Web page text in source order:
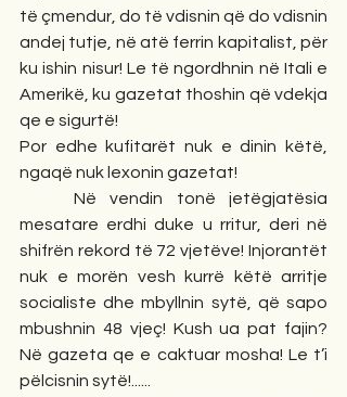
të çmendur, do të vdisnin që do vdisnin
andej tutje, në atë ferrin kapitalist, për
ku ishin nisur! Le të ngordhnin në Itali e
Amerikë, ku gazetat thoshin që vdekja
qe e sigurtë!
Por edhe kufitarët nuk e dinin këtë,
ngaqë nuk lexonin gazetat!
mesatare erdhi duke u rritur, deri në
shifrën rekord të 72 vjetëve! Injorantët
nuk e morën vesh kurrë këtë arritje
socialiste dhe mbyllnin sytë, që sapo
mbushnin 48 vjeç! Kush ua pat fajin?
Në gazeta qe e caktuar mosha! Le t’i
pëlcisnin sytë!......